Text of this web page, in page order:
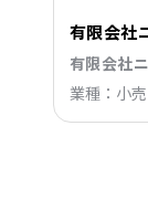
有限会社
有限会社
業種：小